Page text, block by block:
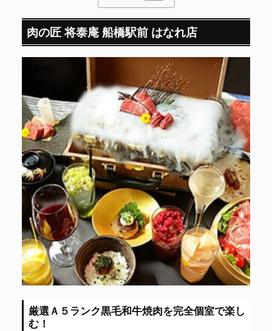
肉の匠 将泰庵 船橋駅前 はなれ店
厳選Ａ５ランク黒毛和牛焼肉を完全個室で楽し
む！